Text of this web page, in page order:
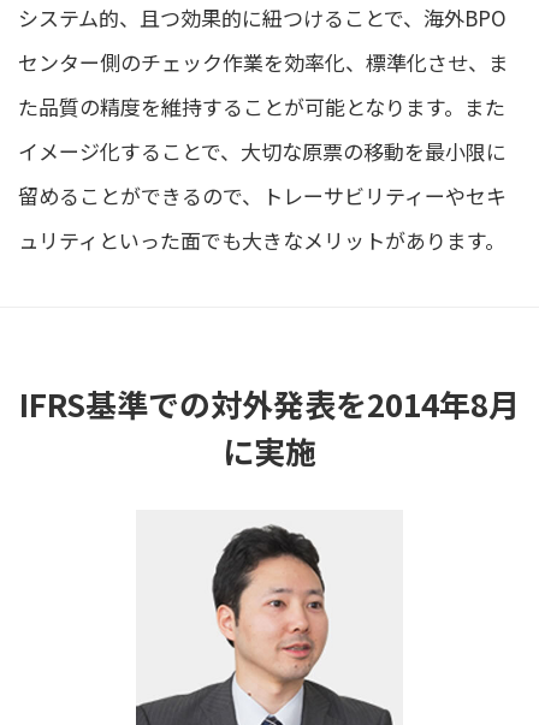
システム的、且つ効果的に紐つけることで、海外BPO
センター側のチェック作業を効率化、標準化させ、ま
た品質の精度を維持することが可能となります。また
イメージ化することで、大切な原票の移動を最小限に
留めることができるので、トレーサビリティーやセキ
ュリティといった面でも大きなメリットがあります。
IFRS基準での対外発表を2014年8月
に実施